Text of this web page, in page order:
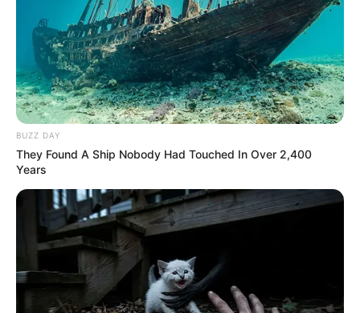
BUZZ DAY
They Found A Ship Nobody Had Touched In Over 2,400
Years